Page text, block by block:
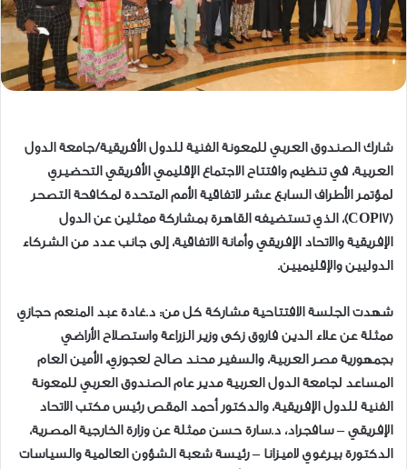
شارك الصندوق العربي للمعونة الفنية للدول الأفريقية/جامعة الدول
العربية، في تنظيم وافتتاح الاجتماع الإقليمي الأفريقي التحضيري
لمؤتمر الأطراف السابع عشر لاتفاقية الأمم المتحدة لمكافحة التصحر
(COP17)، الذي تستضيفه القاهرة بمشاركة ممثلين عن الدول
الإفريقية والاتحاد الإفريقي وأمانة الاتفاقية، إلى جانب عدد من الشركاء
الدوليين والإقليميين.
شهدت الجلسة الافتتاحية مشاركة كل من: د.غادة عبد المنعم حجازي
ممثلة عن علاء الدين فاروق زكى وزير الزراعة واستصلاح الأراضي
بجمهورية مصر العربية، والسفير محند صالح لعجوزي، الأمين العام
المساعد لجامعة الدول العربية مدير عام الصندوق العربي للمعونة
الفنية للدول الإفريقية، والدكتور أحمد المقص رئيس مكتب الاتحاد
الإفريقي – سافجراد، د.سارة حسن ممثلة عن وزارة الخارجية المصرية،
الدكتورة بيرغوي لاميزانا – رئيسة شعبة الشؤون العالمية والسياسات